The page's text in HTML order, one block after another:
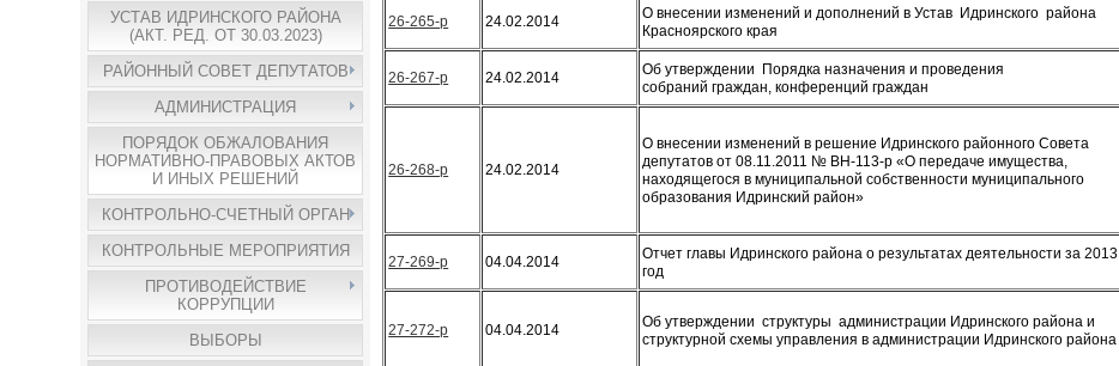
УСТАВ ИДРИНСКОГО РАЙОНА
(АКТ. РЕД. ОТ 30.03.2023)
РАЙОННЫЙ СОВЕТ ДЕПУТАТОВ
АДМИНИСТРАЦИЯ
ПОРЯДОК ОБЖАЛОВАНИЯ
НОРМАТИВНО-ПРАВОВЫХ АКТОВ
И ИНЫХ РЕШЕНИЙ
КОНТРОЛЬНО-СЧЕТНЫЙ ОРГАН
КОНТРОЛЬНЫЕ МЕРОПРИЯТИЯ
ПРОТИВОДЕЙСТВИЕ
КОРРУПЦИИ
ВЫБОРЫ
26-265-р 24.02.2014
О внесении изменений и дополнений в Устав Идринского района
Красноярского края
26-267-р 24.02.2014
Об утверждении Порядка назначения и проведения
собраний граждан, конференций граждан
26-268-р 24.02.2014
О внесении изменений в решение Идринского районного Совета
депутатов от 08.11.2011 № ВН-113-р «О передаче имущества,
находящегося в муниципальной собственности муниципального
образования Идринский район»
27-269-р 04.04.2014
Отчет главы Идринского района о результатах деятельности за 2013
год
27-272-р 04.04.2014
Об утверждении структуры администрации Идринского района и
структурной схемы управления в администрации Идринского района